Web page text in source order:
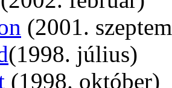
(2001.
(1998. július)
(1998. október)